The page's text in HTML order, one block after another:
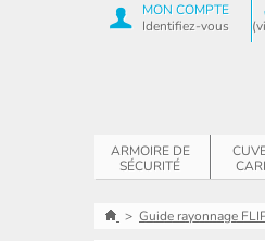
MON COMPTE
Identifiez-vous
ARMOIRE DE
SÉCURITÉ
> Guide rayonnage